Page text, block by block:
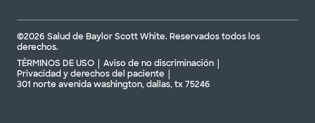
©2026 Salud de Baylor Scott White. Reservados todos los
derechos.
TÉRMINOS DE USO
Aviso de no discriminación
Privacidad y derechos del paciente
301 norte avenida washington, dallas, tx 75246